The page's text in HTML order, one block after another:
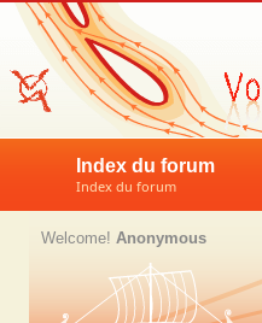
Index du forum
Index du forum
Welcome! Anonymous